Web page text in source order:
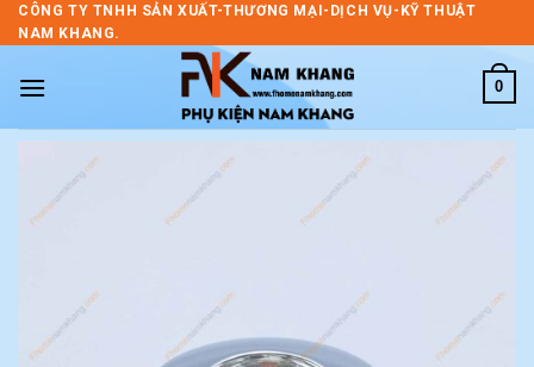
Skip
to
CÔNG TY TNHH SẢN XUẤT-THƯƠNG MẠI-DỊCH VỤ-KỸ THUẬT
NAM KHANG.
0